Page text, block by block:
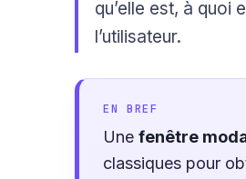
qu’elle est, à quoi
l’utilisateur.
EN BREF
Une fenêtre
classiques pour